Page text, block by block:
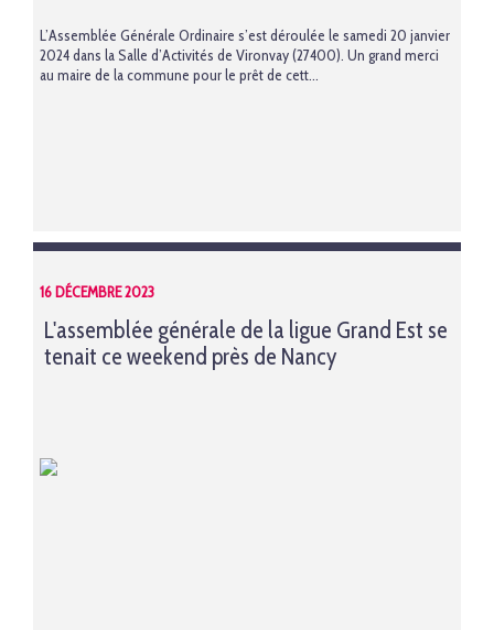
L’Assemblée Générale Ordinaire s’est déroulée le samedi 20 janvier
2024 dans la Salle d’Activités de Vironvay (27400). Un grand merci
au maire de la commune pour le prêt de cett...
16 DÉCEMBRE 2023
L'assemblée générale de la ligue Grand Est se
tenait ce weekend près de Nancy